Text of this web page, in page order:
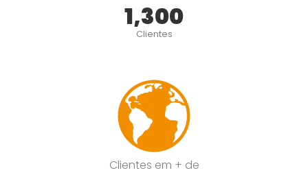
1,300
Clientes
Clientes em + de